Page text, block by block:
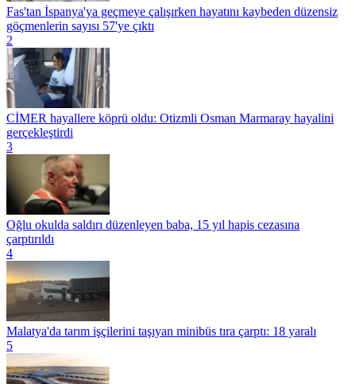
Fas'tan İspanya'ya geçmeye çalışırken hayatını kaybeden düzensiz
göçmenlerin sayısı 57'ye çıktı
2
CİMER hayallere köprü oldu: Otizmli Osman Marmaray hayalini
gerçekleştirdi
3
Oğlu okulda saldırı düzenleyen baba, 15 yıl hapis cezasına
çarptırıldı
4
Malatya'da tarım işçilerini taşıyan minibüs tıra çarptı: 18 yaralı
5